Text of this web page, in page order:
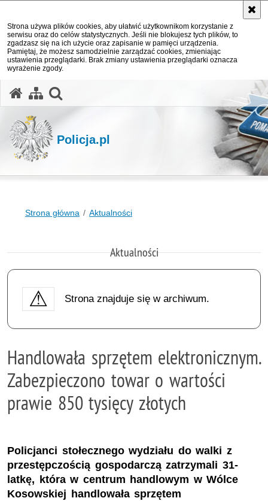
Strona używa plików cookies, aby ułatwić użytkownikom korzystanie z
serwisu oraz do celów statystycznych. Jeśli nie blokujesz tych plików, to
zgadzasz się na ich użycie oraz zapisanie w pamięci urządzenia.
Pamiętaj, że możesz samodzielnie zarządzać cookies, zmieniając
ustawienia przeglądarki. Brak zmiany ustawienia przeglądarki oznacza
wyrażenie zgody.
Policja.pl
Strona główna Aktualności
Aktualności
Strona znajduje się w archiwum.
Handlowała sprzętem elektronicznym.
Zabezpieczono towar o wartości
prawie 850 tysięcy złotych
Policjanci stołecznego wydziału do walki z
przestępczością gospodarczą zatrzymali 31-
latkę, która w centrum handlowym w Wólce
Kosowskiej handlowała sprzętem